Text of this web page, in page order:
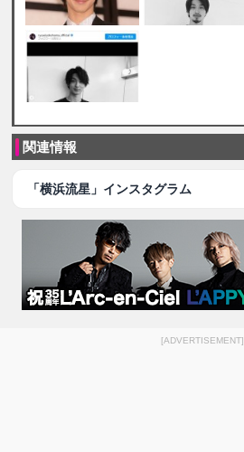
関連情報
「横浜流星」インスタグラム
[ADVERTISEMENT]